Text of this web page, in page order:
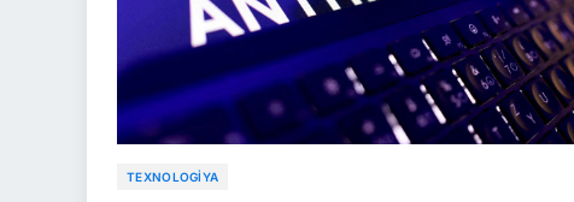
TEXNOLOGIYA